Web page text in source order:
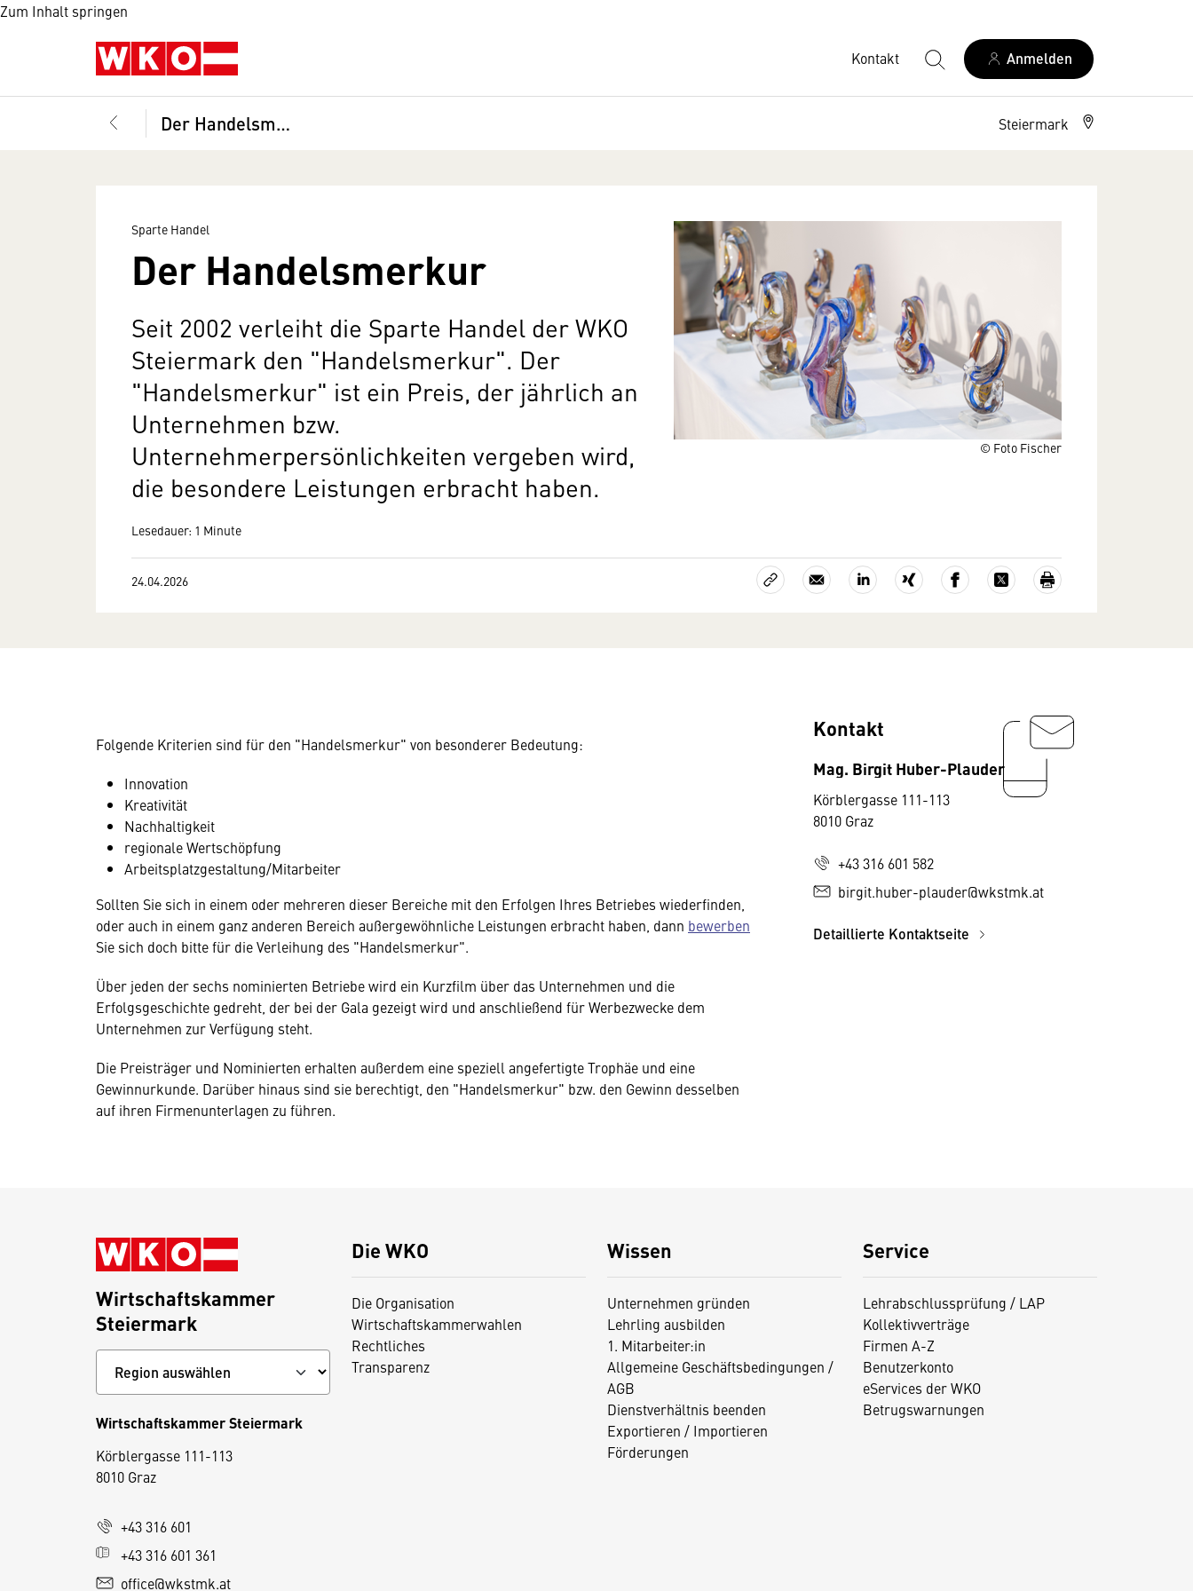
Zum Inhalt springen
Kontakt Anmelden
Der Handelsmerkur Steiermark
© Foto Fischer
Sparte Handel
Der Handelsmerkur
Seit 2002 verleiht die Sparte Handel der WKO
Steiermark den "Handelsmerkur". Der
"Handelsmerkur" ist ein Preis, der jährlich an
Unternehmen bzw.
Unternehmerpersönlichkeiten vergeben wird,
die besondere Leistungen erbracht haben.
Lesedauer: 1 Minute
24.04.2026
Folgende Kriterien sind für den "Handelsmerkur" von besonderer Bedeutung:
Innovation
Kreativität
Nachhaltigkeit
regionale Wertschöpfung
Arbeitsplatzgestaltung/Mitarbeiter
Sollten Sie sich in einem oder mehreren dieser Bereiche mit den Erfolgen Ihres Betriebes wiederfinden,
oder auch in einem ganz anderen Bereich außergewöhnliche Leistungen erbracht haben, dann bewerben
Sie sich doch bitte für die Verleihung des "Handelsmerkur".
Über jeden der sechs nominierten Betriebe wird ein Kurzfilm über das Unternehmen und die
Erfolgsgeschichte gedreht, der bei der Gala gezeigt wird und anschließend für Werbezwecke dem
Unternehmen zur Verfügung steht.
Die Preisträger und Nominierten erhalten außerdem eine speziell angefertigte Trophäe und eine
Gewinnurkunde. Darüber hinaus sind sie berechtigt, den "Handelsmerkur" bzw. den Gewinn desselben
auf ihren Firmenunterlagen zu führen.
Kontakt
Mag. Birgit Huber-Plauder
Körblergasse 111-113
8010 Graz
+43 316 601 582
birgit.huber-plauder@wkstmk.at
Detaillierte Kontaktseite
Die WKO
Die Organisation
Wirtschaftskammerwahlen
Rechtliches
Transparenz
Wissen
Unternehmen gründen
Lehrling ausbilden
1. Mitarbeiter:in
Allgemeine Geschäftsbedingungen /
AGB
Dienstverhältnis beenden
Exportieren / Importieren
Förderungen
Service
Lehrabschlussprüfung / LAP
Kollektivverträge
Firmen A-Z
Benutzerkonto
eServices der WKO
Betrugswarnungen
Wirtschaftskammer
Steiermark
Wirtschaftskammer Steiermark
Körblergasse 111-113
8010 Graz
+43 316 601
+43 316 601 361
office@wkstmk.at